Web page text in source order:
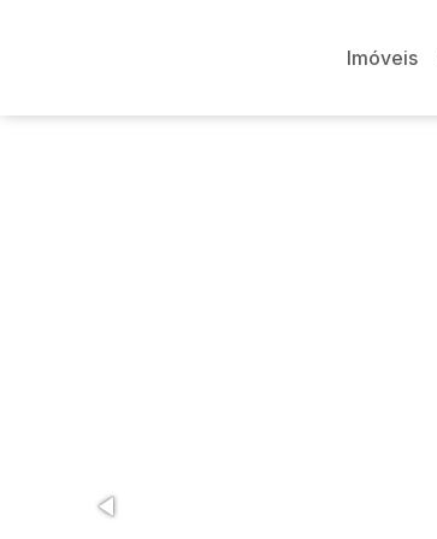
Imóveis